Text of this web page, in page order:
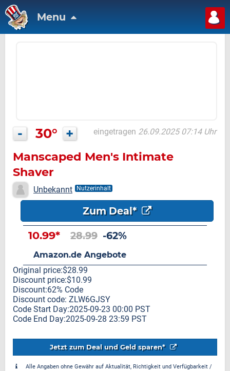
Menu
- 30° + eingetragen 26.09.2025 07:14 Uhr
Manscaped Men's Intimate
Shaver
Unbekannt Nutzerinhalt
Zum Deal*
10.99* 28.99 -62%
Amazon.de Angebote
Original price:$28.99
Discount price:$10.99
Discount:62% Code
Discount code: ZLW6GJSY
Code Start Day:2025-09-23 00:00 PST
Code End Day:2025-09-28 23:59 PST
Jetzt zum Deal und Geld sparen*
Alle Angaben ohne Gewähr auf Aktualität, Richtigkeit und Verfügbarkeit /